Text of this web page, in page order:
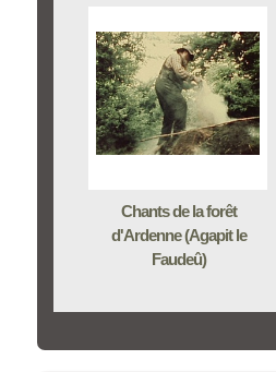
Chants de la forêt
d'Ardenne (Agapit le
Faudeû)